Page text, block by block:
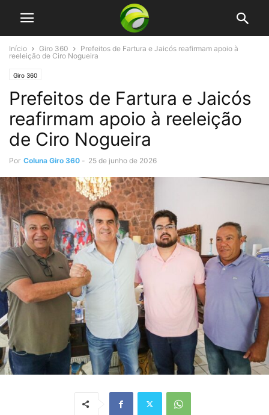
Início Giro 360
Prefeitos de Fartura e Jaicós reafirmam apoio à
reeleição de Ciro Nogueira
Giro 360
Prefeitos de Fartura e Jaicós
reafirmam apoio à reeleição
de Ciro Nogueira
Por Coluna Giro 360 - 25 de junho de 2026